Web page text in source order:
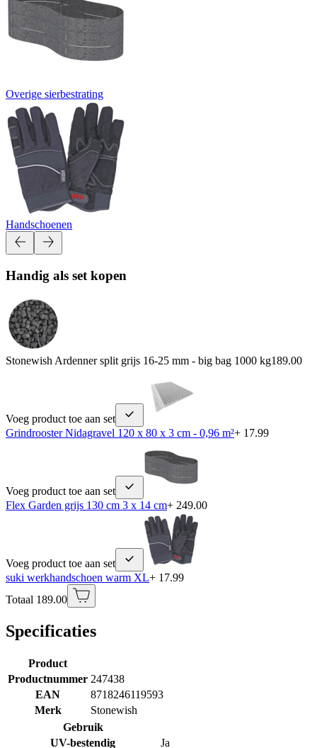
Overige sierbestrating
Handschoenen
Handig als set kopen
Stonewish Ardenner split grijs 16-25 mm - big bag 1000 kg189.00
Voeg product toe aan set
Grindrooster Nidagravel 120 x 80 x 3 cm - 0,96 m²+ 17.99
Voeg product toe aan set
Flex Garden grijs 130 cm 3 x 14 cm+ 249.00
Voeg product toe aan set
suki werkhandschoen warm XL+ 17.99
Totaal 189.00
Specificaties
Product
Productnummer 247438
EAN
8718246119593
Merk
Stonewish
Gebruik
UV-bestendig
Ja